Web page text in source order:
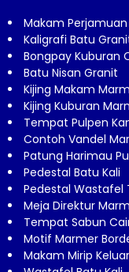
Makam
Kaligrafi Batu
Bongpay Kuburan
Batu Nisan Granit
Kijing Makam
Kijing Kuburan
Tempat Pulpen
Contoh Vandel
Patung Harimau
Pedestal Batu Kali
Pedestal Wastafel
Meja Direktur
Tempat Sabun
Motif Marmer
Makam Mirip